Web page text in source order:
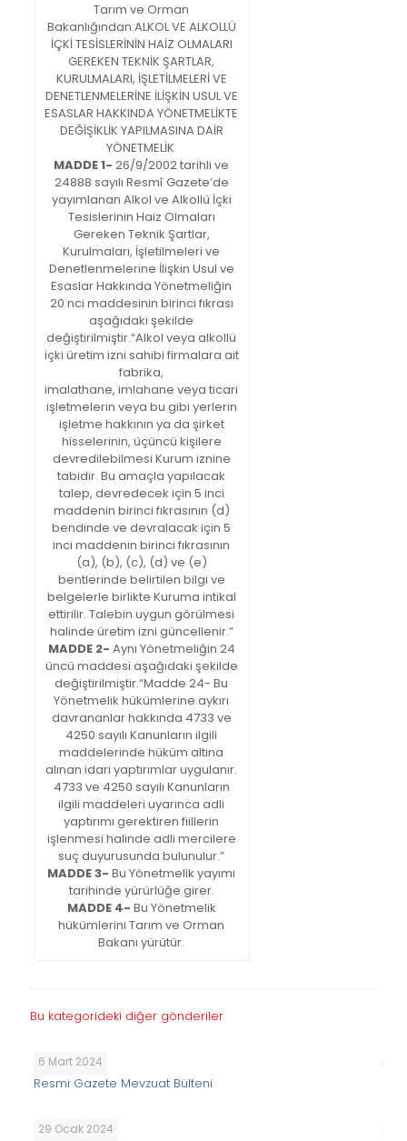
Tarım ve Orman
Bakanlığından:ALKOL VE ALKOLLÜ
İÇKİ TESİSLERİNİN HAİZ OLMALARI
GEREKEN TEKNİK ŞARTLAR,
KURULMALARI, İŞLETİLMELERİ VE
DENETLENMELERİNE İLİŞKİN USUL VE
ESASLAR HAKKINDA YÖNETMELİKTE
DEĞİŞİKLİK YAPILMASINA DAİR
YÖNETMELİK
MADDE 1- 26/9/2002 tarihli ve
24888 sayılı Resmî Gazete’de
yayımlanan Alkol ve Alkollü İçki
Tesislerinin Haiz Olmaları
Gereken Teknik Şartlar,
Kurulmaları, İşletilmeleri ve
Denetlenmelerine İlişkin Usul ve
Esaslar Hakkında Yönetmeliğin
20 nci maddesinin birinci fıkrası
aşağıdaki şekilde
değiştirilmiştir.“Alkol veya alkollü
içki üretim izni sahibi firmalara ait
fabrika,
imalathane, imlahane veya ticari
işletmelerin veya bu gibi yerlerin
işletme hakkının ya da şirket
hisselerinin, üçüncü kişilere
devredilebilmesi Kurum iznine
tabidir. Bu amaçla yapılacak
talep, devredecek için 5 inci
maddenin birinci fıkrasının (d)
bendinde ve devralacak için 5
inci maddenin birinci fıkrasının
(a), (b), (c), (d) ve (e)
bentlerinde belirtilen bilgi ve
belgelerle birlikte Kuruma intikal
ettirilir. Talebin uygun görülmesi
halinde üretim izni güncellenir.”
MADDE 2- Aynı Yönetmeliğin 24
üncü maddesi aşağıdaki şekilde
değiştirilmiştir.“Madde 24- Bu
Yönetmelik hükümlerine aykırı
davrananlar hakkında 4733 ve
4250 sayılı Kanunların ilgili
maddelerinde hüküm altına
alınan idari yaptırımlar uygulanır.
4733 ve 4250 sayılı Kanunların
ilgili maddeleri uyarınca adli
yaptırımı gerektiren fiillerin
işlenmesi halinde adli mercilere
suç duyurusunda bulunulur.”
MADDE 3-Bu Yönetmelik yayımı
tarihinde yürürlüğe girer.
MADDE 4- Bu Yönetmelik
hükümlerini Tarım ve Orman
Bakanı yürütür.
Bu kategorideki diğer gönderiler
6 Mart 2024
Resmi Gazete Mevzuat Bülteni
29 Ocak 2024